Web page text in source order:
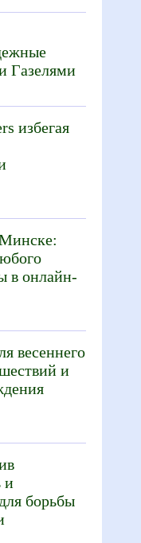
Газелями
избегая
в онлайн-
весеннего
и
и
борьбы